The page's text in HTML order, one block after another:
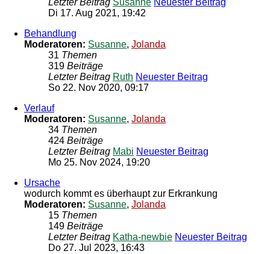
Letzter Beitrag Susanne Neuester Beitrag
Di 17. Aug 2021, 19:42
Behandlung
Moderatoren: Susanne, Jolanda
31 Themen
319 Beiträge
Letzter Beitrag Ruth Neuester Beitrag
So 22. Nov 2020, 09:17
Verlauf
Moderatoren: Susanne, Jolanda
34 Themen
424 Beiträge
Letzter Beitrag Mabi Neuester Beitrag
Mo 25. Nov 2024, 19:20
Ursache
wodurch kommt es überhaupt zur Erkrankung
Moderatoren: Susanne, Jolanda
15 Themen
149 Beiträge
Letzter Beitrag Katha-newbie Neuester Beitrag
Do 27. Jul 2023, 16:43